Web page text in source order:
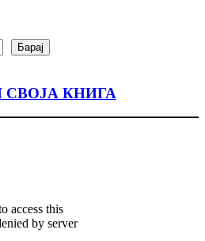
Барај
СВОЈА КНИГА